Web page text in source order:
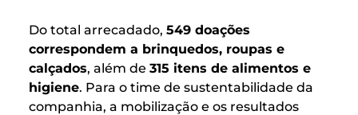
Do total arrecadado, 549 doações
correspondem a brinquedos, roupas e
calçados, além de 315 itens de alimentos e
higiene. Para o time de sustentabilidade da
companhia, a mobilização e os resultados